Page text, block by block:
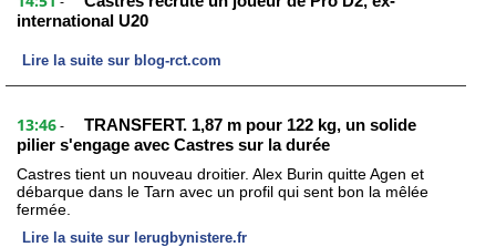
international U20
Lire la suite sur blog-rct.com
13:46 -
TRANSFERT. 1,87 m pour 122 kg, un solide
pilier s'engage avec Castres sur la durée
Castres tient un nouveau droitier. Alex Burin quitte Agen et
débarque dans le Tarn avec un profil qui sent bon la mêlée
fermée.
Lire la suite sur lerugbynistere.fr